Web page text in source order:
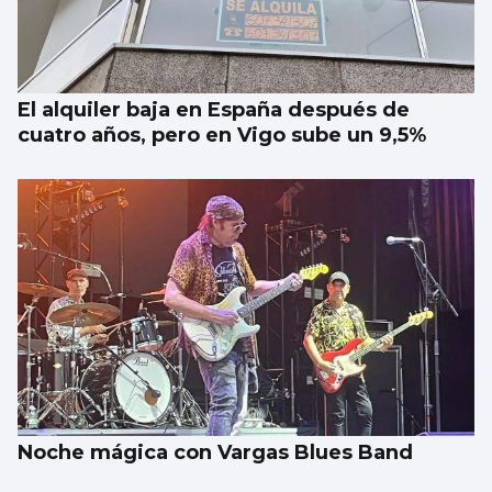
El alquiler baja en España después de
cuatro años, pero en Vigo sube un 9,5%
Noche mágica con Vargas Blues Band